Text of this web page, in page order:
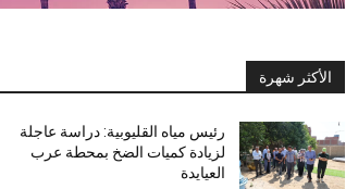
الأكثر شهرة
رئيس مياه القليوبية: دراسة عاجلة
لزيادة كميات الضخ بمحطة عرب
العيايدة